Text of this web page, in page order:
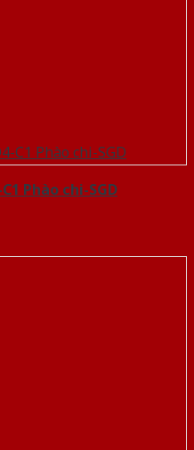
Phào chi-SGD